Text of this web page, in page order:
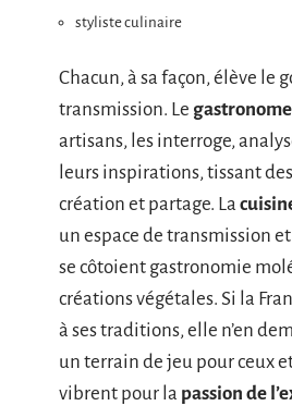
styliste culinaire
Chacun, à sa façon, élève le
transmission. Le gastronome
artisans, les interroge,
leurs inspirations, tissant
création et partage. La
un espace de transmission
se côtoient gastronomie
créations végétales. Si la
à ses traditions, elle n’en
un terrain de jeu pour ceux
vibrent pour la passion de